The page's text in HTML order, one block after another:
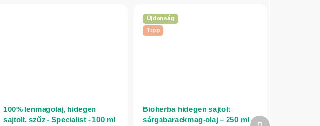
100% lenmagolaj, hidegen
sajtolt, szűz - Specialist - 100 ml
Újdonság
Tipp
Bioherba hidegen sajtolt
sárgabarackmag-olaj – 250 ml
Következő